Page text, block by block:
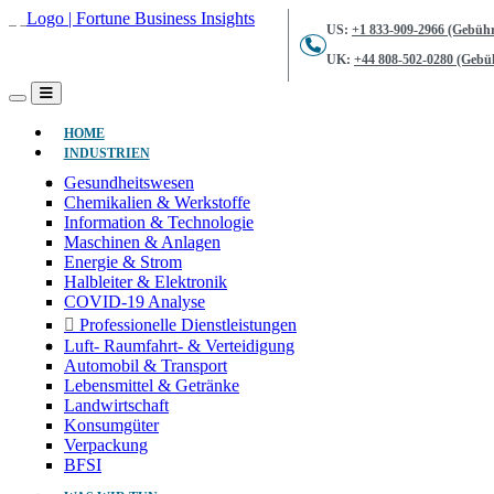
US: +1 833-909-2966
UK: +44 808-502-0280
HOME(AKTUELL)
INDUSTRIEN
Gesundheitswesen
Chemikalien & Werkstoffe
Information & Technologie
Maschinen & Anlagen
Energie & Strom
Halbleiter & Elektronik
COVID-19 Analyse
Professionelle Dienstleistungen
Luft- Raumfahrt- & Verteidigung
Automobil & Transport
Lebensmittel & Getränke
Landwirtschaft
Konsumgüter
Verpackung
BFSI